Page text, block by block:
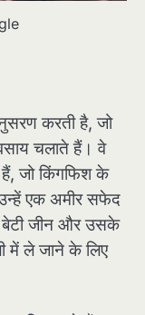
करती है, जो
चलाते हैं। वे
जो किंगफिश के
एक अमीर सफेद
बेटी जीन और उसके
में ले जाने के लिए